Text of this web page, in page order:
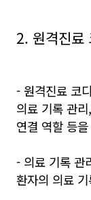
2. 원격진료
- 원격진료 코
의료 기록 관
연결 역할 등
- 의료 기록 관
환자의 의료